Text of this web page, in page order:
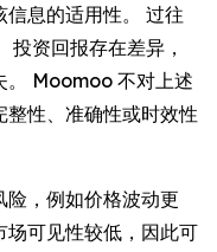
息的适用性。 过往
投资回报存在差异，
。 Moomoo 不对上述
性、准确性或时效性
，例如价格波动更
场可见性较低，因此可